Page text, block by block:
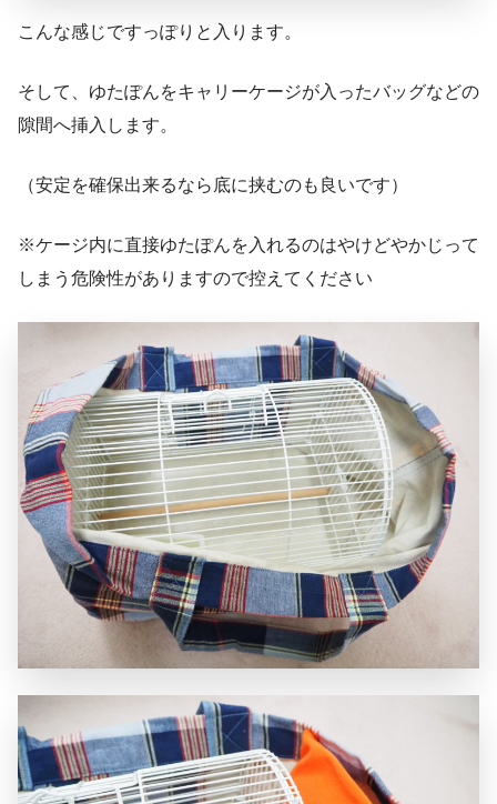
こんな感じですっぽりと入ります。
そして、ゆたぽんをキャリーケージが入ったバッグなどの
隙間へ挿入します。
（安定を確保出来るなら底に挟むのも良いです）
※ケージ内に直接ゆたぽんを入れるのはやけどやかじって
しまう危険性がありますので控えてください